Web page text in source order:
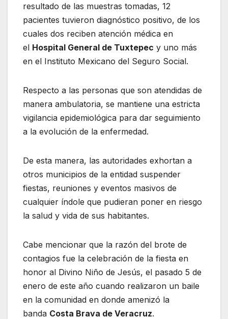
resultado de las muestras tomadas, 12
pacientes tuvieron diagnóstico positivo, de los
cuales dos reciben atención médica en
el Hospital General de Tuxtepec y uno más
en el Instituto Mexicano del Seguro Social.
Respecto a las personas que son atendidas de
manera ambulatoria, se mantiene una estricta
vigilancia epidemiológica para dar seguimiento
a la evolución de la enfermedad.
De esta manera, las autoridades exhortan a
otros municipios de la entidad suspender
fiestas, reuniones y eventos masivos de
cualquier índole que pudieran poner en riesgo
la salud y vida de sus habitantes.
Cabe mencionar que la razón del brote de
contagios fue la celebración de la fiesta en
honor al Divino Niño de Jesús, el pasado 5 de
enero de este año cuando realizaron un baile
en la comunidad en donde amenizó la
banda Costa Brava de Veracruz.